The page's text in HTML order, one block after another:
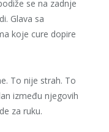
se na zadnje
Glava sa
koje cure dopire
To nije strah. To
između njegovih
za ruku.